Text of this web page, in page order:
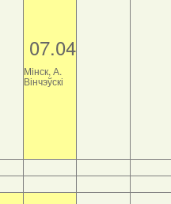
07.04
Мінск, А.
Вінчэўскі